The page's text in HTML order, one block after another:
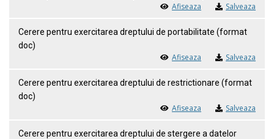
Afiseaza Salveaza
Cerere pentru exercitarea dreptului de portabilitate (format
doc)
Afiseaza Salveaza
Cerere pentru exercitarea dreptului de restrictionare (format
doc)
Afiseaza Salveaza
Cerere pentru exercitarea dreptului de stergere a datelor